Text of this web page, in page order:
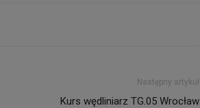
Następny artykuł
Kurs wędliniarz TG.05 Wrocław